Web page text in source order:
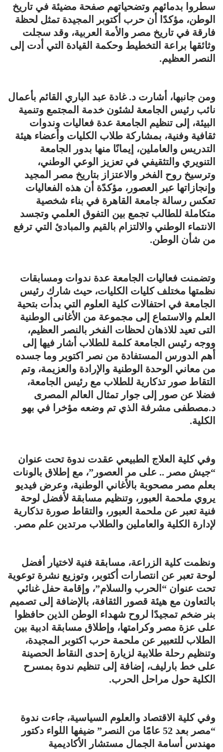
سطروا بدمائهم وتضحياتهم صفحة مضيئة في تاريخ
الوطن، مؤكدًا أن حرب أكتوبر المجيدة تمثل لحظة
فارقة في تاريخ مصر والأمة العربية، وقد سجلت
وثائقها براعة التخطيط وحكمة القيادة التي أدت إلى
النصر العظيم.
ومن جانبها، أشارت د. غادة عبد الباري القائم بأعمال
نائب رئيس الجامعة لشئون خدمة المجتمع وتنمية
البيئة، إلى تنظيم الجامعة عدة فعاليات وندوات
ثقافية وفنية، بمشاركة طلاب الكليات وأعضاء هيئة
التدريس والعاملين، إيمانًا منها بدور الجامعة
التنويري والتثقيفي في تعزيز الوعي الوطني،
وترسيخ روح الفخر والاعتزاز بتاريخ مصر المجيد
وإنجازاتها عبر العصور، مؤكدًة أن هذه الفعاليات
تعكس رسالة جامعة القاهرة في بناء شخصية
متكاملة للطالب تجمع بين التفوق العلمي وتجسد
الانتماء الوطني والالتزام بالقيم والمبادئ التي ترفع
من شأن الوطن.
وتضمنت فعاليات الجامعة عدة ندوات ومسابقات
نظمتها مختلف كليات الكليات، حيث شارك رئيس
الجامعة في احتفالات كلية العلوم التي بدأت بتحية
العلم والاستماع إلى مجموعة من الأغانى الوطنية
التى تعيد للاذهان لحظات الفخر بالنصر العظيم،
ووجه رئيس الجامعة كلمة للطلاب أشار فيها إلى
أهم الدورس المستفادة من نصر اكتوبر وما جسده
من معاني الوحدة الوطنية والإرادة والعزيمة، وتم
التقاط صور تذكارية للطلاب مع رئيس الجامعة،
فضلا عن صور إلى جوار تمثال العالم المصرى
د.مصطفى مشرفة الذي تم وضعه مؤخرا في بهو
الكلية.
وفي كلية العلاج الطبيعي عقدت ندوة تحت عنوان
“جيش مصر .. على مر العصور”، مع إطلاق بالونات
بعلم مصر مصحوبة بالأغاني الوطنية، وعرض فيديو
يروي ملحمة العبور، وتنظيم مسابقة لأفضل لوحة
فنية تعبر عن ملحمة العبور، والتقاط صورة تذكارية
لإدارة الكلية والعاملين والطلاب مرتدين علم مصر.
ونظمت كلية الزراعة، مسابقة فنية لاختيار أفضل
لوحة تعبر عن انتصارات أكتوبر، وتوزيع نشرة توعوية
تحت عنوان “الحرب والسلام”، وإقامة حفل غنائي
بالتعاون مع هيئة قصور الثقافة، بالإضافة إلى تصميم
بنر ضخم تمجيدًا لروح شهداء الوطن الذين حافظوا
على عزة مصر وكرامتها، وإطلاق مسابقة ادبية بين
الطلاب للتعبير عن ملحمة حرب اكتوبر المجيدة،
وتنظيم رحلة طلابية لزيارة إحدى النقاط الحصينة
على خط بارليف، إضافة إلى تنظيم ندوة بمسرح
الكلية حول مراحل الحرب.
وفي كلية الاقتصاد والعلوم السياسية، جاءت ندوة
“مصر بعد 52 عامًا من النصر” ضيفها اللواء دكتور
مهندس أسامة الجمال مستشار الأكاديمية